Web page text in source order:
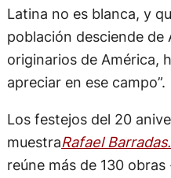
Latina no es blanca, y
población desciende de
originarios de América,
apreciar en ese campo”.
Los festejos del 20
muestraRafael
reúne más de 130